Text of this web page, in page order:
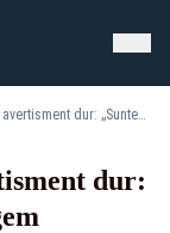
Donald Trump, un nou avertisment dur: „Suntem pregătiți să distrugem infrastructura Iranului”
dur: